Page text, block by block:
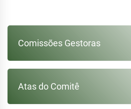
Comissões Gestoras
Atas do Comitê